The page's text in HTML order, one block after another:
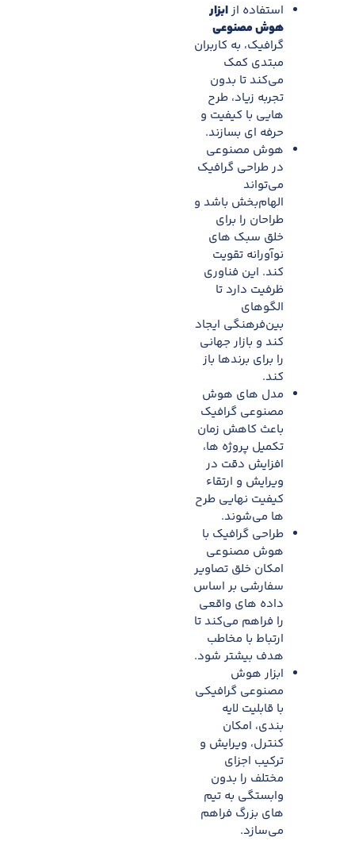
استفاده ازابزار
هوش مصنوعی
گرافیک، به کاربران
مبتدی کمک
می‌کند تا بدون
تجربه زیاد، طرح
هایی با کیفیت و
حرفه ای بسازند.​
هوش مصنوعی
در طراحی گرافیک
می‌تواند
الهام‌بخش باشد و
طراحان را برای
خلق سبک های
نوآورانه تقویت
کند. این فناوری
ظرفیت دارد تا
الگوهای
بین‌فرهنگی ایجاد
کند و بازار جهانی
را برای برندها باز
کند.​
مدل های هوش
مصنوعی گرافیک
باعث کاهش زمان
تکمیل پروژه ها،
افزایش دقت در
ویرایش و ارتقاء
کیفیت نهایی طرح
ها می‌شوند.​
طراحی گرافیک با
هوش مصنوعی
امکان خلق تصاویر
سفارشی بر اساس
داده های واقعی
را فراهم می‌کند تا
ارتباط با مخاطب
هدف بیشتر شود.
ابزار هوش
مصنوعی گرافیکی
با قابلیت لایه
بندی، امکان
کنترل، ویرایش و
ترکیب اجزای
مختلف را بدون
وابستگی به تیم
های بزرگ فراهم
می‌سازد.​